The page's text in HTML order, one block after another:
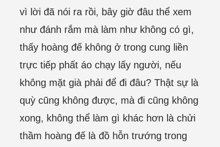
vì lời đã nói ra rồi, bây giờ đâu thể xem
như đánh rắm mà làm như không có gì,
thấy hoàng đế không ở trong cung liền
trực tiếp phất áo chạy lấy người, nếu
không mặt già phải để đi đâu? Thật sự là
quỳ cũng không được, mà đi cũng không
xong, không thể làm gì khác hơn là chửi
thầm hoàng đế là đồ hỗn trướng trong